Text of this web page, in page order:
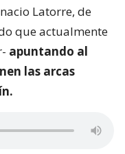
Latorre, de
que actualmente
apuntando al
las arcas